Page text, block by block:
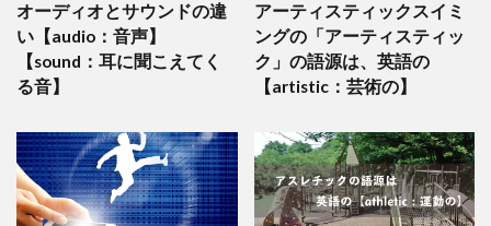
オーディオとサウンドの違
い【audio：音声】
【sound：耳に聞こえてく
る音】
アーティスティックスイミ
ングの「アーティスティッ
ク」の語源は、英語の
【artistic：芸術の】